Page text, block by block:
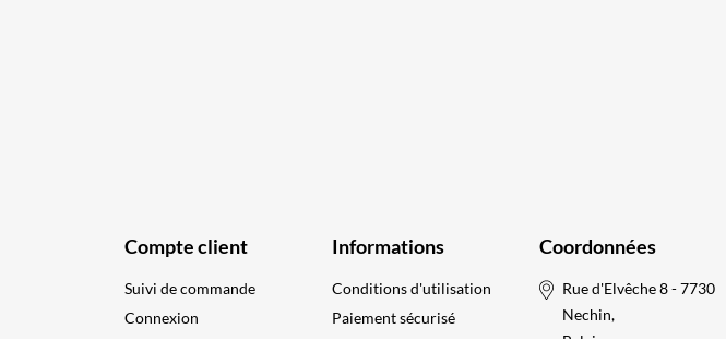
Compte client
Suivi de commande
Connexion
Informations
Conditions d'utilisation
Paiement sécurisé
Coordonnées
Rue d'Elvêche 8 - 7730
Nechin,
Belgique